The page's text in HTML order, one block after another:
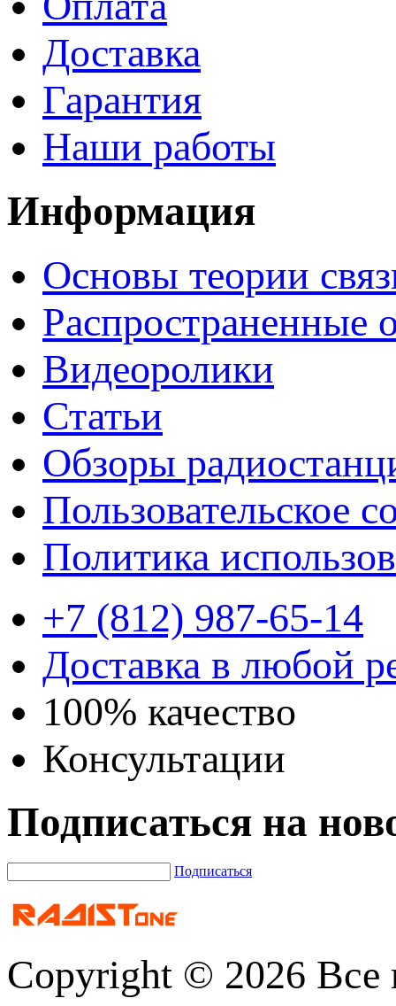
Доставка
Гарантия
Наши работы
Информация
Основы теории
Распространенные
Видеоролики
Статьи
Обзоры
Пользовательское
Политика
+7 (812) 987-65-14
Доставка в любой
100% качество
Консультации
Подписаться на
Подписаться
Copyright © 2026 Все